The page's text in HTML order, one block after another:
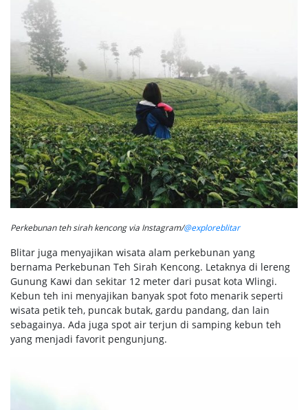
Perkebunan teh sirah kencong via Instagram/@exploreblitar
Blitar juga menyajikan wisata alam perkebunan yang
bernama Perkebunan Teh Sirah Kencong. Letaknya di lereng
Gunung Kawi dan sekitar 12 meter dari pusat kota Wlingi.
Kebun teh ini menyajikan banyak spot foto menarik seperti
wisata petik teh, puncak butak, gardu pandang, dan lain
sebagainya. Ada juga spot air terjun di samping kebun teh
yang menjadi favorit pengunjung.